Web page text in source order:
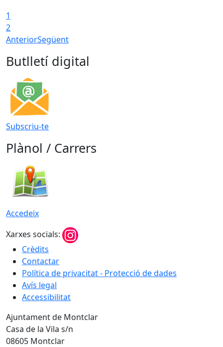
1
2
AnteriorSegüent
Butlletí digital
Subscriu-te
Plànol / Carrers
Accedeix
Xarxes socials:
Crèdits
Contactar
Política de privacitat - Protecció de dades
Avís legal
Accessibilitat
Ajuntament de Montclar
Casa de la Vila s/n
08605 Montclar